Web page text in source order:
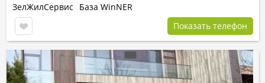
ЗелЖилСервис
База WinNER
Показать телефон